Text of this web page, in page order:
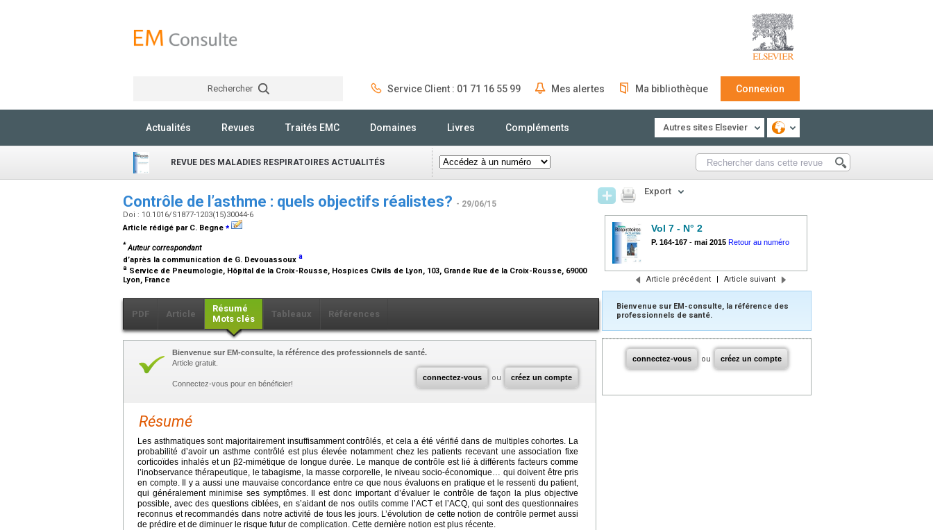
Rechercher Service Client : 01 71 16 55 99 Mes alertes Ma bibliothèque Connexion
Actualités Revues Traités EMC Domaines Livres Compléments Autres sites Elsevier
REVUE DES MALADIES RESPIRATOIRES ACTUALITÉS
Contrôle de l’asthme : quels objectifs réalistes? - 29/06/15
Doi : 10.1016/S1877-1203(15)30044-6
Article rédigé par C. Begne ⁎
* Auteur correspondant
d’après la communication de G. Devouassoux a
a Service de Pneumologie, Hôpital de la Croix-Rousse, Hospices Civils de Lyon, 103, Grande Rue de la Croix-Rousse, 69000
Lyon, France
PDF Article
Résumé
Mots clés
Tableaux Références
connectez-vous ou créez un compte
Bienvenue sur EM-consulte, la référence des professionnels de santé.
Article gratuit.
Connectez-vous pour en bénéficier!
Résumé
Les asthmatiques sont majoritairement insuffisamment contrôlés, et cela a été vérifié dans de multiples cohortes. La
probabilité d’avoir un asthme contrôlé est plus élevée notamment chez les patients recevant une association fixe
corticoïdes inhalés et un β2-mimétique de longue durée. Le manque de contrôle est lié à différents facteurs comme
l’inobservance thérapeutique, le tabagisme, la masse corporelle, le niveau socio-économique… qui doivent être pris
en compte. Il y a aussi une mauvaise concordance entre ce que nous évaluons en pratique et le ressenti du patient,
qui généralement minimise ses symptômes. Il est donc important d’évaluer le contrôle de façon la plus objective
possible, avec des questions ciblées, en s’aidant de nos outils comme l’ACT et l’ACQ, qui sont des questionnaires
reconnus et recommandés dans notre activité de tous les jours. L’évolution de cette notion de contrôle permet aussi
de prédire et de diminuer le risque futur de complication. Cette dernière notion est plus récente.
Export
Vol 7 - N° 2
P. 164-167 - mai 2015 Retour au numéro
Article précédent | Article suivant
Bienvenue sur EM-consulte, la référence des
professionnels de santé.
connectez-vous ou créez un compte